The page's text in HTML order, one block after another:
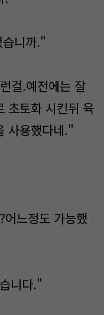
니까."
걸.예전에는 잘
초토화 시킨뒤 육
사용했다네."
느정도 가능했
니다."